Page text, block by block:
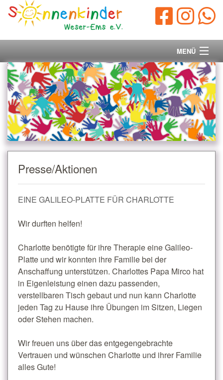
MENÜ
Startseite
Vorstand
Unsere Ziele
Ihre Spende
Kontakt
Presse/Aktionen
EINE GALILEO-PLATTE FÜR CHARLOTTE
Wir durften helfen!
Charlotte benötigte für ihre Therapie eine Galileo-
Platte und wir konnten ihre Familie bei der
Anschaffung unterstützen. Charlottes Papa Mirco hat
in Eigenleistung einen dazu passenden,
verstellbaren Tisch gebaut und nun kann Charlotte
jeden Tag zu Hause ihre Übungen im Sitzen, Liegen
oder Stehen machen.
Wir freuen uns über das entgegengebrachte
Vertrauen und wünschen Charlotte und ihrer Familie
alles Gute!